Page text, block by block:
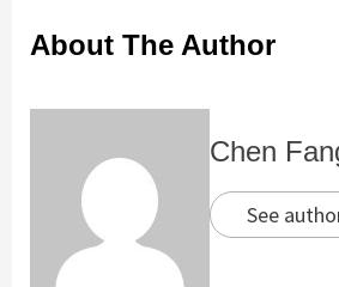
About The Author
Chen
See